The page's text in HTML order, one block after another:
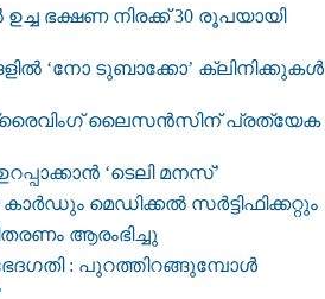
ഭക്ഷണ നിരക്ക് 30 രൂപയായി
‘നോ ടുബാക്കോ’ ക്ലിനിക്കുകള്‍
ഡ്രൈവിംഗ് ലൈസൻസിന് പ്രത്യേക
‘ടെലി മനസ്’
മെഡിക്കൽ സർട്ടിഫിക്കറ്റും
ആരംഭിച്ചു
: പുറത്തിറങ്ങുമ്പോള്‍